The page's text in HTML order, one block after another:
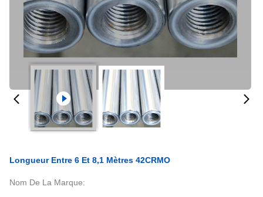
Longueur Entre 6 Et 8,1 Mètres 42CRMO
Nom De La Marque: